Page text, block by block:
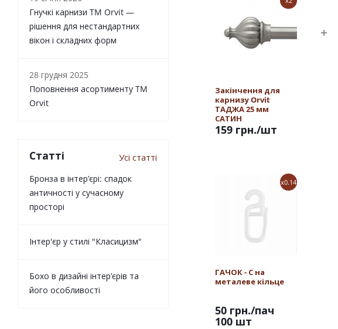
Закінчення для
карнизу Orvit
ТАДЖА 25 мм
САТИН
159 грн./шт
x0.14
ГАЧОК - С на
металеве кільце
50 грн./пач
100 шт
Гнучкі карнизи TM Orvit —
рішення для нестандартних
вікон і складних форм
28 грудня 2025
Поповнення асортименту TM
Orvit
Статті Усі статті
Бронза в інтер’єрі: спадок
античності у сучасному
просторі
Інтер'єр у стилі "Класицизм"
Бохо в дизайні інтер’єрів та
його особливості